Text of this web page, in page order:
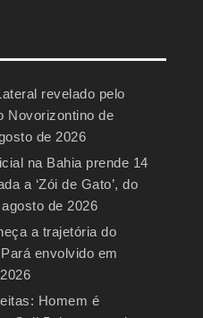
revelado pelo
Novorizontino de
de 2026
na Bahia prende 14
a ‘Zói de Gato’, do
de 2026
a trajetória do
envolvido em
Homem é